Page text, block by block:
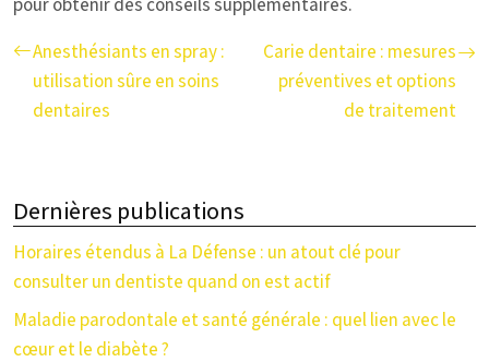
Anesthésiants en spray :
utilisation sûre en soins
dentaires
Carie dentaire : mesures
préventives et options
de traitement
Dernières publications
Horaires étendus à La Défense : un atout clé pour
consulter un dentiste quand on est actif
Maladie parodontale et santé générale : quel lien avec le
cœur et le diabète ?